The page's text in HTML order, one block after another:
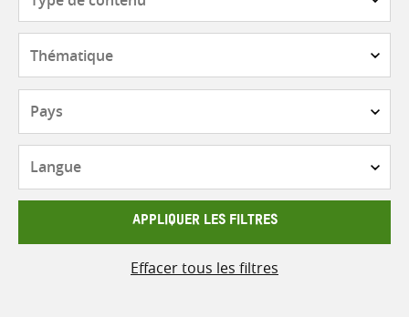
contenu
APPLIQUER LES FILTRES
Effacer tous les filtres